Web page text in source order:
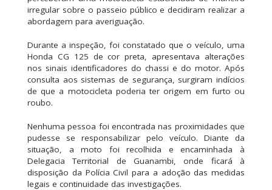
irregular sobre o passeio público e decidiram realizar a
abordagem para averiguação.
Durante a inspeção, foi constatado que o veículo, uma
Honda CG 125 de cor preta, apresentava alterações
nos sinais identificadores do chassi e do motor. Após
consulta aos sistemas de segurança, surgiram indícios
de que a motocicleta poderia ter origem em furto ou
roubo.
Nenhuma pessoa foi encontrada nas proximidades que
pudesse se responsabilizar pelo veículo. Diante da
situação, a moto foi recolhida e encaminhada à
Delegacia Territorial de Guanambi, onde ficará à
disposição da Polícia Civil para a adoção das medidas
legais e continuidade das investigações.